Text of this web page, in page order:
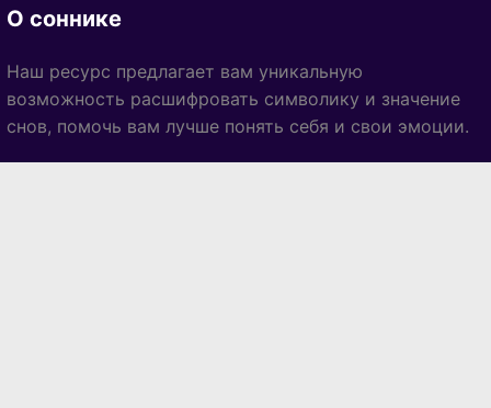
О соннике
Наш ресурс предлагает вам уникальную
возможность расшифровать символику и значение
снов, помочь вам лучше понять себя и свои эмоции.